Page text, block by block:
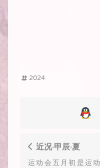
2024
近况·甲辰·夏
运动会五月初是运动